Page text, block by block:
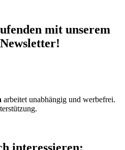
mit unserem
!
arbeitet unabhängig und werbefrei.